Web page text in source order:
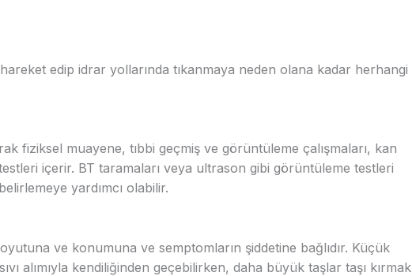
edip idrar yollarında tıkanmaya neden olana kadar herhangi
fiziksel muayene, tıbbi geçmiş ve görüntüleme çalışmaları, kan
içerir. BT taramaları veya ultrason gibi görüntüleme testleri
yardımcı olabilir.
ve konumuna ve semptomların şiddetine bağlıdır. Küçük
alımıyla kendiliğinden geçebilirken, daha büyük taşlar taşı kırmak